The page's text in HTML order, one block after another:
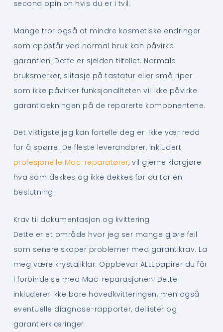
second opinion hvis du er i tvil.
Mange tror også at mindre kosmetiske endringer
som oppstår ved normal bruk kan påvirke
garantien. Dette er sjelden tilfellet. Normale
bruksmerker, slitasje på tastatur eller små riper
som ikke påvirker funksjonaliteten vil ikke påvirke
garantidekningen på de reparerte komponentene.
Det viktigste jeg kan fortelle deg er: Ikke vær redd
for å spørre! De fleste leverandører, inkludert
profesjonelle Mac-reparatører, vil gjerne klargjøre
hva som dekkes og ikke dekkes før du tar en
beslutning.
Krav til dokumentasjon og kvittering
Dette er et område hvor jeg ser mange gjøre feil
som senere skaper problemer med garantikrav. La
meg være krystallklar: Oppbevar ALLEpapirer du får
i forbindelse med Mac-reparasjonen! Dette
inkluderer ikke bare hovedkvitteringen, men også
eventuelle diagnose-rapporter, dellister og
garantierklæringer.